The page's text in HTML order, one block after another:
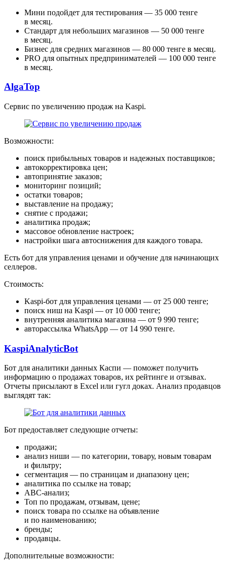
Мини подойдет для тестирования — 35 000 тенге
в месяц.
Стандарт для небольших магазинов — 50 000 тенге
в месяц.
Бизнес для средних магазинов — 80 000 тенге в месяц.
PRO для опытных предпринимателей — 100 000 тенге
в месяц.
AlgaTop
Сервис по увеличению продаж на Kaspi.
Возможности:
поиск прибыльных товаров и надежных поставщиков;
автокорректировка цен;
автопринятие заказов;
мониторинг позиций;
остатки товаров;
выставление на продажу;
снятие с продажи;
аналитика продаж;
массовое обновление настроек;
настройки шага автоснижения для каждого товара.
Есть бот для управления ценами и обучение для начинающих
селлеров.
Стоимость:
Kaspi-бот для управления ценами — от 25 000 тенге;
поиск ниш на Kaspi — от 10 000 тенге;
внутренняя аналитика магазина — от 9 990 тенге;
авторассылка WhatsApp — от 14 990 тенге.
KaspiAnalyticBot
Бот для аналитики данных Каспи — поможет получить
информацию о продажах товаров, их рейтинге и отзывах.
Отчеты присылают в Excel или гугл доках. Анализ продавцов
выглядят так:
Бот предоставляет следующие отчеты:
продажи;
анализ ниши — по категории, товару, новым товарам
и фильтру;
сегментация — по страницам и диапазону цен;
аналитика по ссылке на товар;
ABC-анализ;
Топ по продажам, отзывам, цене;
поиск товара по ссылке на объявление
и по наименованию;
бренды;
продавцы.
Дополнительные возможности: